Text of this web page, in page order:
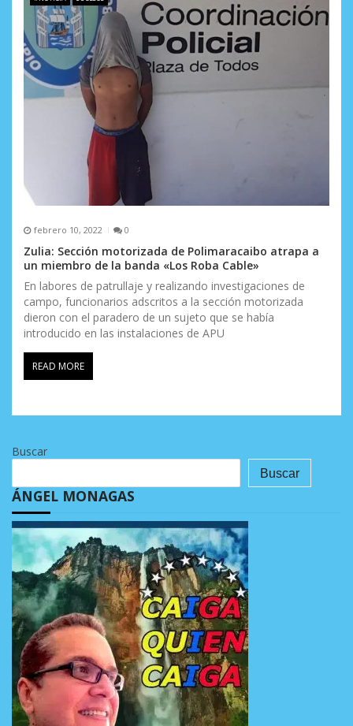
febrero 10, 2022 0
Zulia: Sección motorizada de Polimaracaibo atrapa a
un miembro de la banda «Los Roba Cable»
En labores de patrullaje y realizando investigaciones de
campo, funcionarios adscritos a la sección motorizada
dieron con el paradero de un sujeto que se había
introducido en las instalaciones de APU
READ MORE
Buscar
Buscar
ÁNGEL MONAGAS